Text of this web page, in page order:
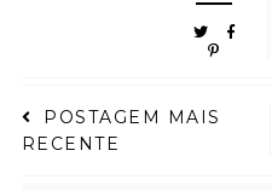
POSTAGEM MAIS
RECENTE